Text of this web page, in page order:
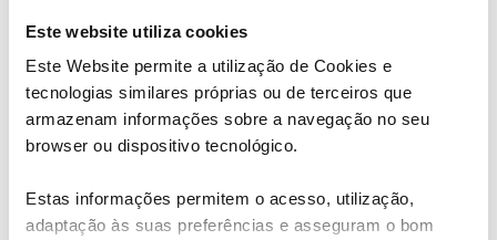
Este website utiliza cookies
Este Website permite a utilização de Cookies e
tecnologias similares próprias ou de terceiros que
armazenam informações sobre a navegação no seu
browser ou dispositivo tecnológico.
Estas informações permitem o acesso, utilização,
adaptação às suas preferências e asseguram o bom